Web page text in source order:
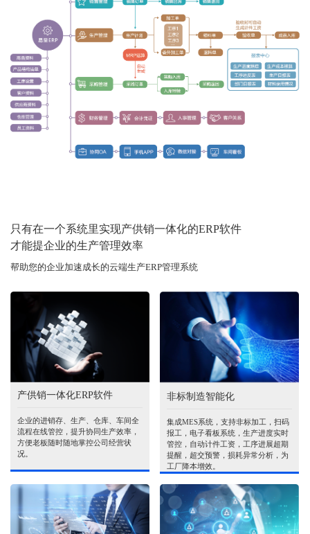
只有在一个系统里实现产供销一体化的ERP软件
才能提企业的生产管理效率
帮助您的企业加速成长的云端生产ERP管理系统
产供销一体化ERP软件
企业的进销存、生产、仓库、车间全
流程在线管控，提升协同生产效率，
方便老板随时随地掌控公司经营状
况。
非标制造智能化
集成MES系统，支持非标加工，扫码
报工，电子看板系统，生产进度实时
管控，自动计件工资，工序进展超期
提醒，超交预警，损耗异常分析，为
工厂降本增效。